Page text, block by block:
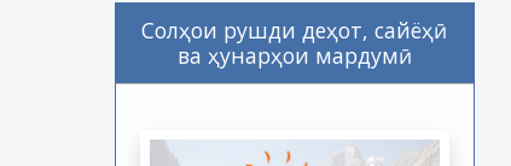
Солҳои рушди деҳот, сайёҳӣ
ва ҳунарҳои мардумӣ